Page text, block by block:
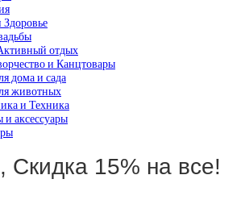
Здоровье
отдых
и Канцтовары
дома и сада
животных
и Техника
аксессуары
Скидка 15% на все!